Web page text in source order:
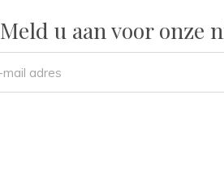
Meld u aan voor onze